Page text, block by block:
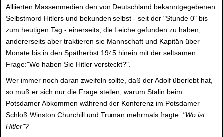
Alliierten Massenmedien den von Deutschland bekanntgegebenen
Selbstmord Hitlers und bekunden selbst - seit der "Stunde 0" bis
zum heutigen Tag - einerseits, die Leiche gefunden zu haben,
andererseits aber traktieren sie Mannschaft und Kapitän über
Monate bis in den Spätherbst 1945 hinein mit der seltsamen
Frage:"Wo haben Sie Hitler versteckt?".
Wer immer noch daran zweifeln sollte, daß der Adolf überlebt hat,
so muß er sich nur die Frage stellen, warum Stalin beim
Potsdamer Abkommen während der Konferenz im Potsdamer
Schloß Winston Churchill und Truman mehrmals fragte: "Wo ist
Hitler"?